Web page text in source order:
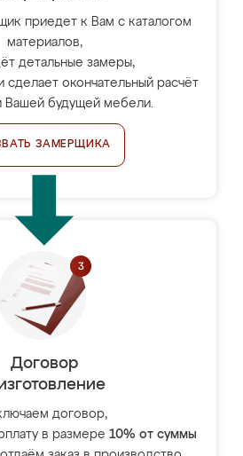
приедет к Вам с каталогом
материалов,
детальные замеры,
сделает окончательный расчёт
Вашей будущей мебели.
ЗАМЕРЩИКА
Договор
договор,
в размере 10% от суммы